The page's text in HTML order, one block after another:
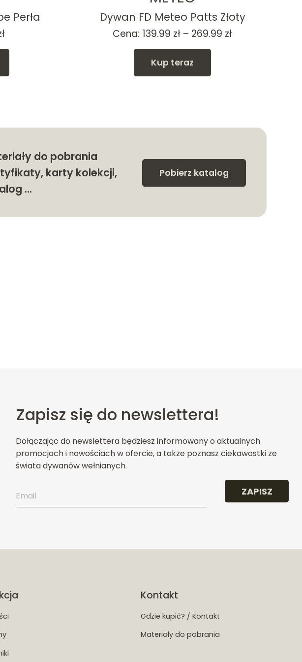
Perła Dywan FD Meteo Patts Złoty
Cena: 139.99 zł – 269.99 zł
Kup teraz
do pobrania
karty kolekcji,
…
Pobierz katalog
Zapisz się do newslettera!
Dołączając do newslettera będziesz informowany o aktualnych
promocjach i nowościach w ofercie, a także poznasz ciekawostki ze
świata dywanów wełnianych.
ZAPISZ
Kontakt
Gdzie kupić? / Kontakt
Materiały do pobrania